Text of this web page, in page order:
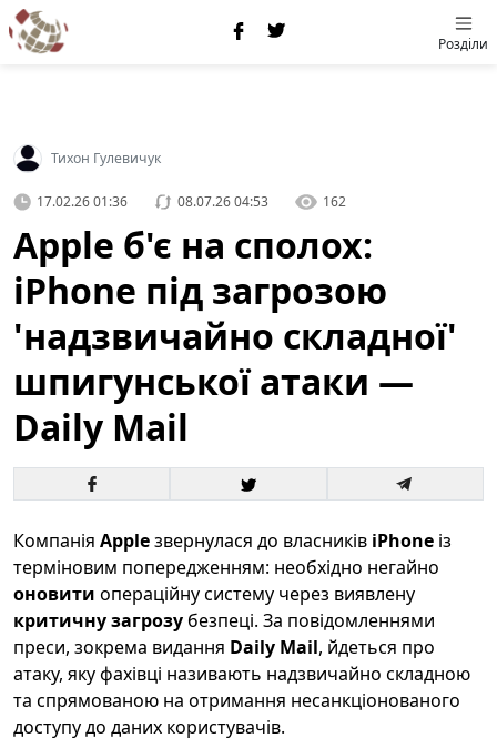
Розділи
Тихон Гулевичук
17.02.26 01:36 08.07.26 04:53 162
Apple б'є на сполох:
iPhone під загрозою
'надзвичайно складної'
шпигунської атаки —
Daily Mail
Компанія Appleзвернулася до власників iPhone із
терміновим попередженням: необхідно негайно
оновити операційну систему через виявлену
критичну загрозу безпеці. За повідомленнями
преси, зокрема видання Daily Mail, йдеться про
атаку, яку фахівці називають надзвичайно складною
та спрямованою на отримання несанкціонованого
доступу до даних користувачів.